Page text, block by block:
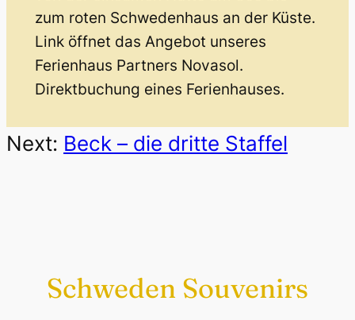
zum roten Schwedenhaus an der Küste.
Link öffnet das Angebot unseres
Ferienhaus Partners Novasol.
Direktbuchung eines Ferienhauses.
Next: Beck – die dritte Staffel
Schweden Souvenirs